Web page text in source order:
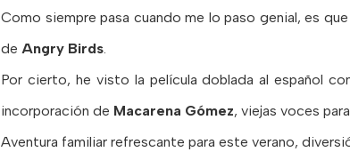
Como siempre pasa cuando me lo paso genial, es
de Angry Birds.
Por cierto, he visto la película doblada al español
incorporación de Macarena Gómez, viejas voces
Aventura familiar refrescante para este verano,